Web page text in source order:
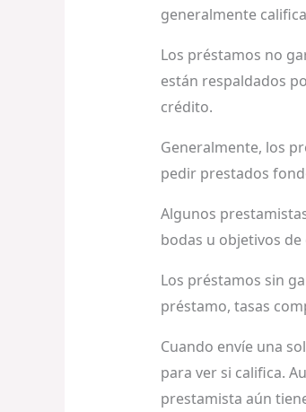
generalmente
Los préstamos no
están respaldados
crédito.
Generalmente, los
pedir prestados
Algunos
bodas u objetivos
Los préstamos sin
préstamo, tasas
Cuando envíe una
para ver si califica.
prestamista aún